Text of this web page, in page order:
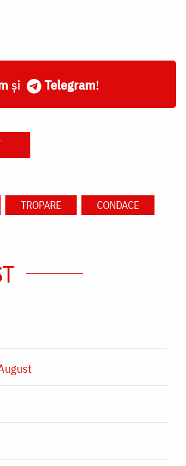
și Telegram!
TROPARE CONDACE